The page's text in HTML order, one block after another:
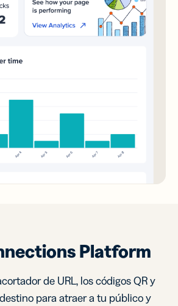
Platform
de URL, los códigos QR y
para atraer a tu público y